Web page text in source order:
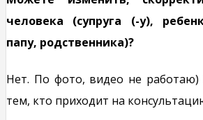
человека (супруга (-у),
папу, родственника)?
Нет. По фото, видео не работаю)
тем, кто приходит на